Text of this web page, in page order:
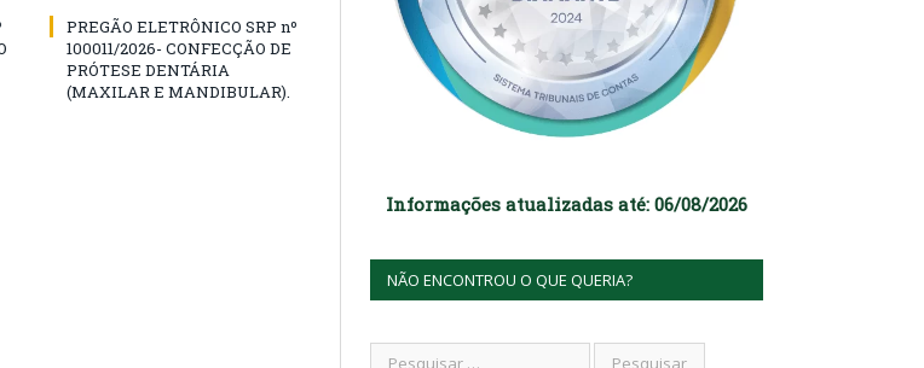
PREGÃO ELETRÔNICO SRP nº
100011/2026- CONFECÇÃO DE
PRÓTESE DENTÁRIA
(MAXILAR E MANDIBULAR).
Informações atualizadas até: 06/08/2026
NÃO ENCONTROU O QUE QUERIA?